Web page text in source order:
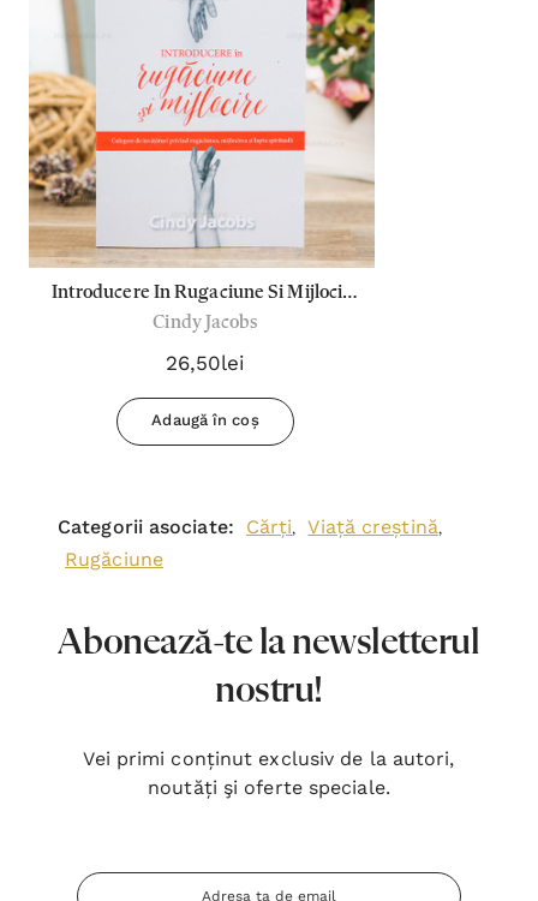
Introducere In Rugaciune Si Mijlocire
- Cindy Jacobs
Cindy Jacobs
26,50lei
Adaugă în coș
Categorii asociate: Cărți, Viață creștină,
Rugăciune
Abonează-te la newsletterul
nostru!
Vei primi conținut exclusiv de la autori,
noutăți şi oferte speciale.
Adresa